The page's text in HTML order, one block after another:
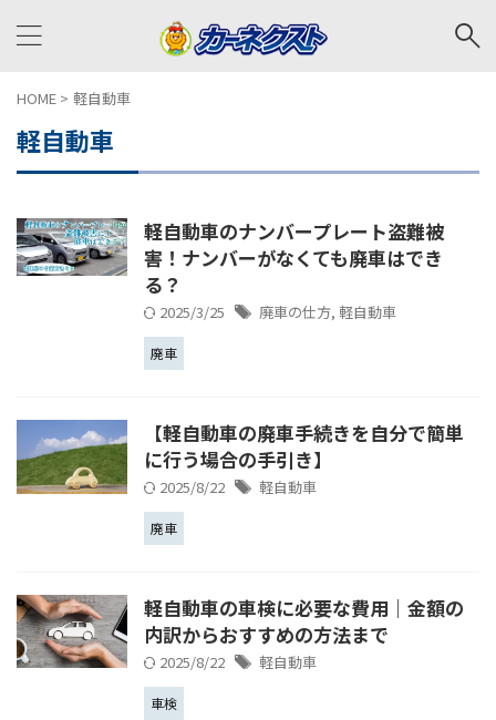
HOME > 軽自動車
軽自動車
軽自動車のナンバープレート盗難被
害！ナンバーがなくても廃車はでき
る？
2025/3/25 廃車の仕方, 軽自動車
廃車
【軽自動車の廃車手続きを自分で簡単
に行う場合の手引き】
2025/8/22 軽自動車
廃車
軽自動車の車検に必要な費用｜金額の
内訳からおすすめの方法まで
2025/8/22 軽自動車
車検